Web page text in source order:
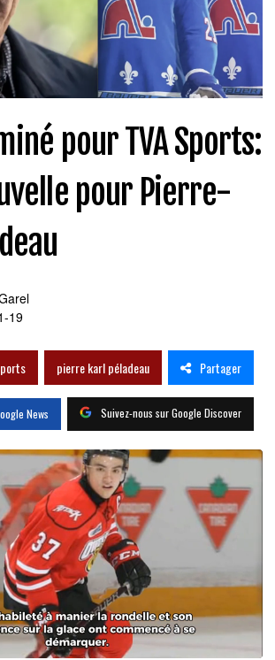
pour TVA Sports:
pour Pierre-
19
pierre karl péladeau Partager
News Suivez-nous sur Google Discover